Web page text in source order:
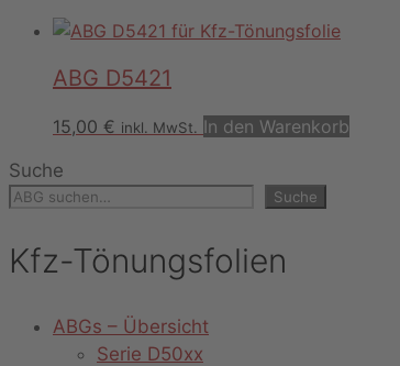
ABG D5421
15,00 € inkl. MwSt. In den Warenkorb
Suche
Suche
Kfz-Tönungsfolien
ABGs – Übersicht
Serie D50xx